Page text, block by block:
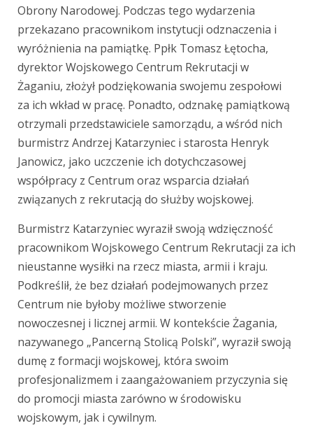
Obrony Narodowej. Podczas tego wydarzenia
przekazano pracownikom instytucji odznaczenia i
wyróżnienia na pamiątkę. Ppłk Tomasz Łętocha,
dyrektor Wojskowego Centrum Rekrutacji w
Żaganiu, złożył podziękowania swojemu zespołowi
za ich wkład w pracę. Ponadto, odznakę pamiątkową
otrzymali przedstawiciele samorządu, a wśród nich
burmistrz Andrzej Katarzyniec i starosta Henryk
Janowicz, jako uczczenie ich dotychczasowej
współpracy z Centrum oraz wsparcia działań
związanych z rekrutacją do służby wojskowej.
Burmistrz Katarzyniec wyraził swoją wdzięczność
pracownikom Wojskowego Centrum Rekrutacji za ich
nieustanne wysiłki na rzecz miasta, armii i kraju.
Podkreślił, że bez działań podejmowanych przez
Centrum nie byłoby możliwe stworzenie
nowoczesnej i licznej armii. W kontekście Żagania,
nazywanego „Pancerną Stolicą Polski”, wyraził swoją
dumę z formacji wojskowej, która swoim
profesjonalizmem i zaangażowaniem przyczynia się
do promocji miasta zarówno w środowisku
wojskowym, jak i cywilnym.